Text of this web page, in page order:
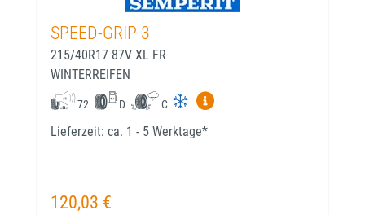
SPEED-GRIP 3
215/40R17 87V XL FR
WINTERREIFEN
72 D C
Mehr Informationen zum
Lieferzeit: ca. 1 - 5 Werktage*
Regulärer Preis:
120,03 €